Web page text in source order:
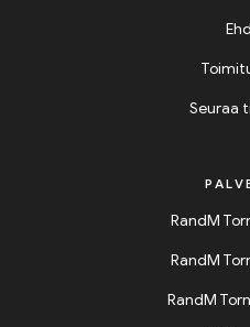
Seuraa
RandM
RandM
RandM